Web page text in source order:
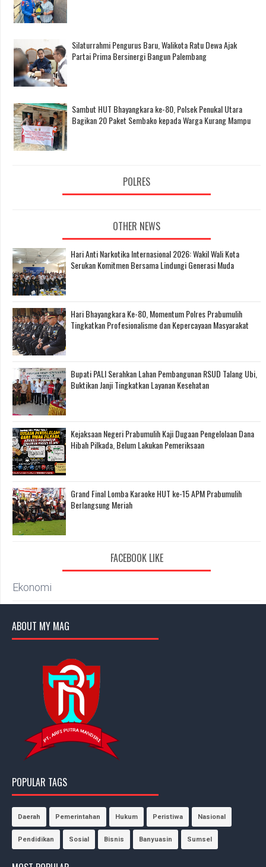
Silaturrahmi Pengurus Baru, Walikota Ratu Dewa Ajak
Partai Prima Bersinergi Bangun Palembang
Sambut HUT Bhayangkara ke-80, Polsek Penukal Utara
Bagikan 20 Paket Sembako kepada Warga Kurang Mampu
POLRES
OTHER NEWS
Hari Anti Narkotika Internasional 2026: Wakil Wali Kota
Serukan Komitmen Bersama Lindungi Generasi Muda
Hari Bhayangkara Ke-80, Momentum Polres Prabumulih
Tingkatkan Profesionalisme dan Kepercayaan Masyarakat
Bupati PALI Serahkan Lahan Pembangunan RSUD Talang Ubi,
Buktikan Janji Tingkatkan Layanan Kesehatan
Kejaksaan Negeri Prabumulih Kaji Dugaan Pengelolaan Dana
Hibah Pilkada, Belum Lakukan Pemeriksaan
Grand Final Lomba Karaoke HUT ke-15 APM Prabumulih
Berlangsung Meriah
FACEBOOK LIKE
Ekonomi
ABOUT MY MAG
POPULAR TAGS
Daerah Pemerintahan Hukum Peristiwa Nasional
Pendidikan Sosial Bisnis Banyuasin Sumsel